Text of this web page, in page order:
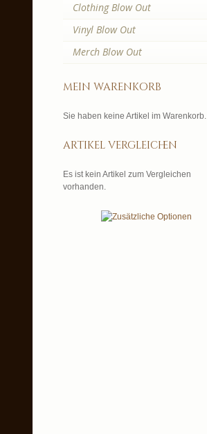
Clothing Blow Out
Vinyl Blow Out
Merch Blow Out
mein warenkorb
Sie haben keine Artikel im Warenkorb.
artikel vergleichen
Es ist kein Artikel zum Vergleichen
vorhanden.